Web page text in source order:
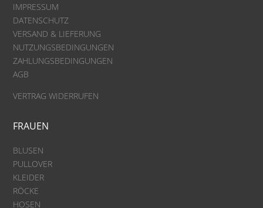
IMPRESSUM
DATENSCHUTZ
VERSAND & LIEFERUNG
NUTZUNGSBEDINGUNGEN
ZAHLUNGSBEDINGUNGEN
AGB
VERTRAG WIDERRUFEN
FRAUEN
BLUSEN
PULLOVER
KLEIDER
RÖCKE
HOSEN